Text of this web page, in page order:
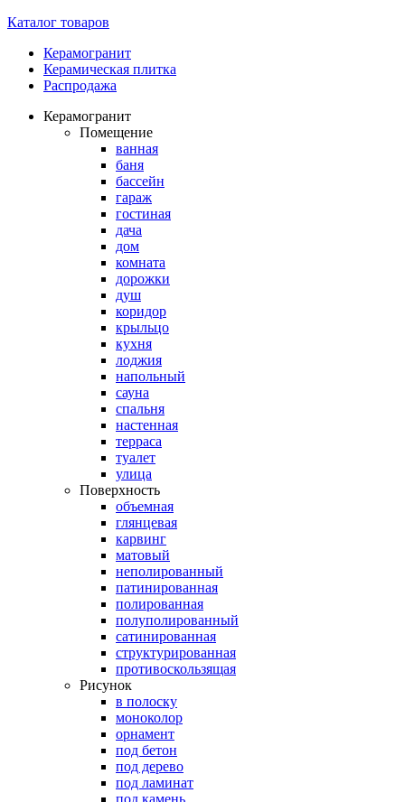
Каталог товаров
Керамогранит
Керамическая плитка
Распродажа
Керамогранит
Помещение
ванная
баня
бассейн
гараж
гостиная
дача
дом
комната
дорожки
душ
коридор
крыльцо
кухня
лоджия
напольный
сауна
спальня
настенная
терраса
туалет
улица
Поверхность
объемная
глянцевая
карвинг
матовый
неполированный
патинированная
полированная
полуполированный
сатинированная
структурированная
противоскользящая
Рисунок
в полоску
моноколор
орнамент
под бетон
под дерево
под ламинат
под камень